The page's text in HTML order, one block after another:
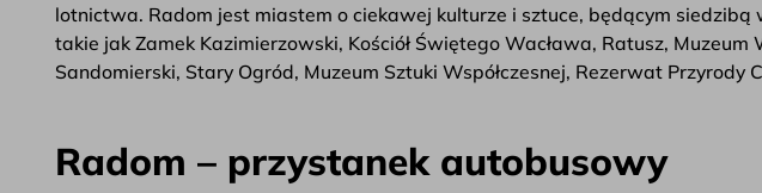
lotnictwa. Radom jest miastem o ciekawej kulturze i sztuce, będącym
takie jak Zamek Kazimierzowski, Kościół Świętego Wacława, Ratusz,
Sandomierski, Stary Ogród, Muzeum Sztuki Współczesnej, Rezerwat Przyrody
Radom – przystanek autobusowy